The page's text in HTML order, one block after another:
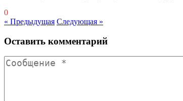
0
« Предыдущая Следующая »
Оставить комментарий